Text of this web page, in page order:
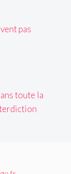
pas
toute la